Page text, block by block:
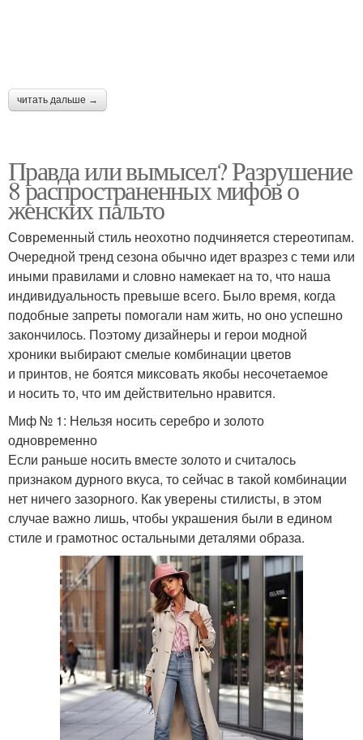
читать дальше →
Правда или вымысел? Разрушение
8 распространенных мифов о
женских пальто
Современный стиль неохотно подчиняется стереотипам.
Очередной тренд сезона обычно идет вразрез с теми или
иными правилами и словно намекает на то, что наша
индивидуальность превыше всего. Было время, когда
подобные запреты помогали нам жить, но оно успешно
закончилось. Поэтому дизайнеры и герои модной
хроники выбирают смелые комбинации цветов
и принтов, не боятся миксовать якобы несочетаемое
и носить то, что им действительно нравится.
Миф № 1: Нельзя носить серебро и золото
одновременно
Если раньше носить вместе золото и считалось
признаком дурного вкуса, то сейчас в такой комбинации
нет ничего зазорного. Как уверены стилисты, в этом
случае важно лишь, чтобы украшения были в едином
стиле и грамотнос остальными деталями образа.